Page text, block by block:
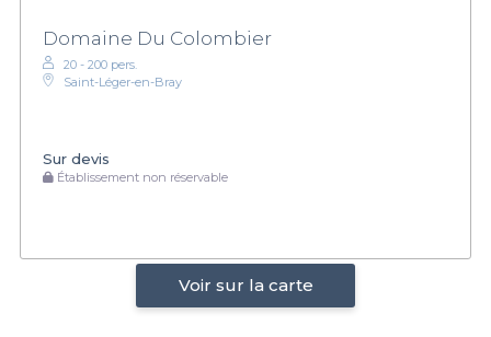
Domaine Du Colombier
20 - 200 pers.
Saint-Léger-en-Bray
Sur devis
Établissement non réservable
Voir sur la carte